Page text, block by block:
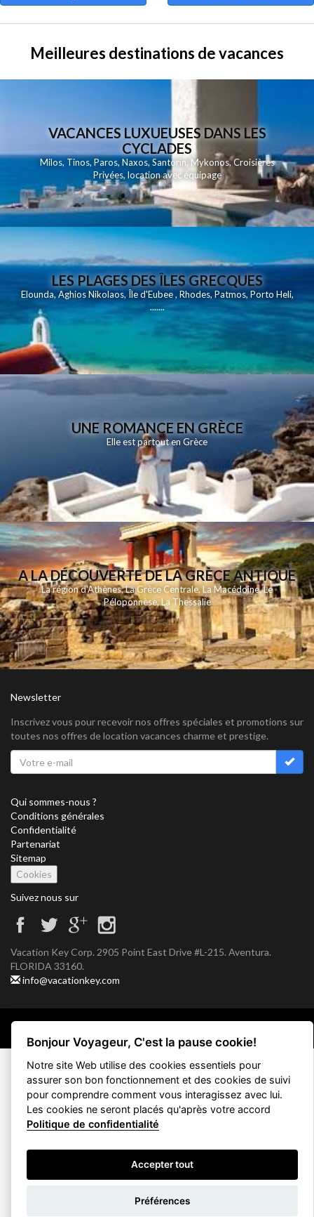
recherche
Meilleures destinations de vacances
VACANCES LUXUEUSES DANS LES
CYCLADES
Milos, Tinos, Paros, Naxos, Santorin, Mykonos,Croisières
Privées, location avec équipage
LES PLAGES DES ÎLES GRECQUES
Elounda, Aghios Nikolaos, Île d'Eubee, Rhodes, Patmos, Porto Heli,
.......
UNE ROMANCE EN GRÈCE
Elle est partout en Grèce
A LA DÉCOUVERTE DE LA GRÈCE ANTIQUE
La région d'Athènes,La Grèce Centrale,La Macédoine,Le
Péloponnèse,La Thessalie
Newsletter
Inscrivez vous pour recevoir nos offres spéciales et promotions sur
toutes nos offres de location vacances charme et prestige.
Qui sommes-nous ?
Conditions générales
Confidentialité
Partenariat
Sitemap
Cookies
Suivez nous sur
Vacation Key Corp. 2905 Point East Drive #L-215. Aventura.
FLORIDA 33160.
info@vacationkey.com
Bonjour Voyageur, C'est la pause cookie!
Notre site Web utilise des cookies essentiels pour
assurer son bon fonctionnement et des cookies de suivi
pour comprendre comment vous interagissez avec lui.
Les cookies ne seront placés qu'après votre accord
Politique de confidentialité
Accepter tout
Préférences